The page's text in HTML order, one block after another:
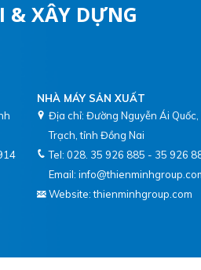
& XÂY DỰNG
NHÀ MÁY SẢN XUẤT
Địa chỉ: Đường Nguyễn Ái Quốc,
Trạch, tỉnh Đồng Nai
Tel: 028. 35 926 885 - 35 926
Email:
Website: thienminhgroup.com